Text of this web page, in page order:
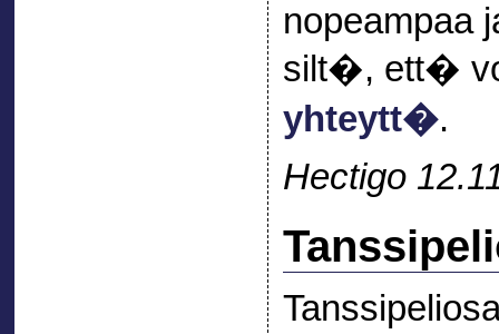
nopeampaa
silt�, ett�
yhteytt�.
Hectigo